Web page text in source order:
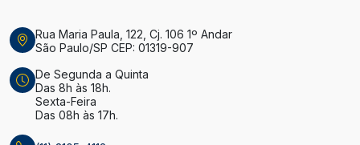
Rua Maria Paula, 122, Cj. 106 1º Andar
São Paulo/SP CEP: 01319-907
De Segunda a Quinta
Das 8h às 18h.
Sexta-Feira
Das 08h às 17h.